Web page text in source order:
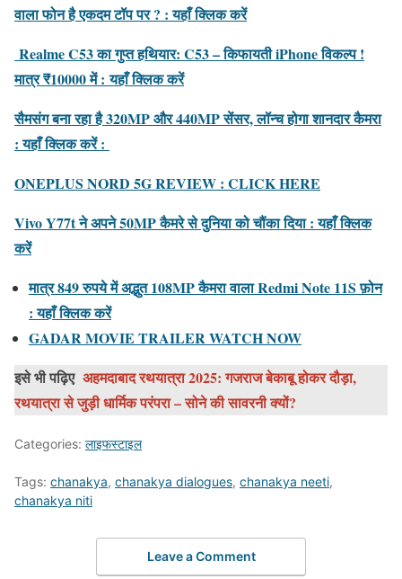
वाला फोन है एकदम टॉप पर ? : यहाँ क्लिक करें
Realme C53 का गुप्त हथियार: C53 – किफायती iPhone विकल्प !
मात्र ₹10000 में :यहाँ क्लिक करें
सैमसंग बना रहा है 320MP और 440MP सेंसर, लॉन्च होगा शानदार कैमरा
: यहाँ क्लिक करें :
ONEPLUS NORD 5G REVIEW : CLICK HERE
Vivo Y77t ने अपने 50MP कैमरे से दुनिया को चौंका दिया : यहाँ क्लिक
करें
मात्र 849 रुपये में अद्भुत 108MP कैमरा वाला Redmi Note 11S फ़ोन
: यहाँ क्लिक करें
GADAR MOVIE TRAILER WATCH NOW
इसे भी पढ़िए अहमदाबाद रथयात्रा 2025: गजराज बेकाबू होकर दौड़ा,
रथयात्रा से जुड़ी धार्मिक परंपरा – सोने की सावरनी क्यों?
Categories: लाइफस्टाइल
Tags: chanakya, chanakya dialogues, chanakya neeti,
chanakya niti
Leave a Comment